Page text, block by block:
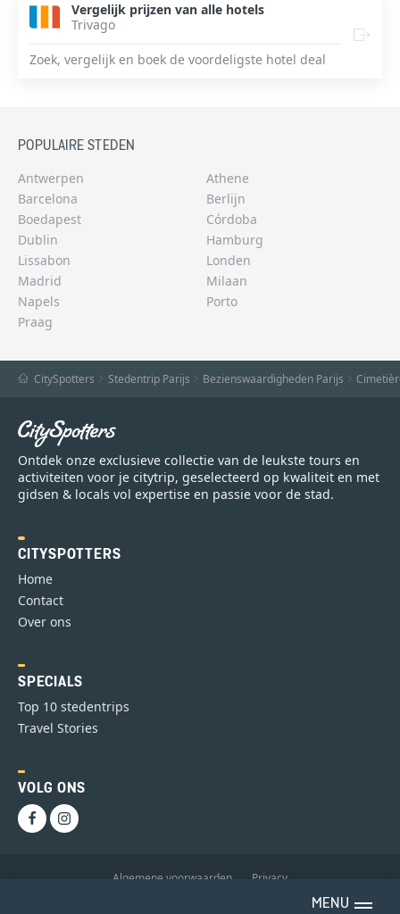
toggle
MENU
Vergelijk prijzen van alle hotels
Trivago
Zoek, vergelijk en boek de voordeligste hotel deal
POPULAIRE STEDEN
Antwerpen
Athene
Barcelona
Berlijn
Boedapest
Córdoba
Dublin
Hamburg
Lissabon
Londen
Madrid
Milaan
Napels
Porto
Praag
CitySpotters Stedentrip Parijs Bezienswaardigheden Parijs
Ontdek onze exclusieve collectie van de leukste tours en
activiteiten voor je citytrip, geselecteerd op kwaliteit en met
gidsen & locals vol expertise en passie voor de stad.
CITYSPOTTERS
Home
Contact
Over ons
SPECIALS
Top 10 stedentrips
Travel Stories
VOLG ONS
Algemene voorwaarden
Privacy